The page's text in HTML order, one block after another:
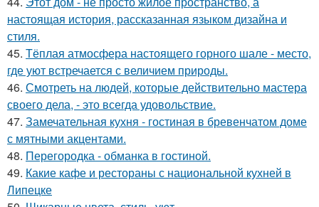
настоящая история, рассказанная языком дизайна и
стиля.
45. Тёплая атмосфера настоящего горного шале - место,
где уют встречается с величием природы.
46. Смотреть на людей, которые действительно мастера
своего дела, - это всегда удовольствие.
47. Замечательная кухня - гостиная в бревенчатом доме
с мятными акцентами.
48. Перегородка - обманка в гостиной.
49. Какие кафе и рестораны с национальной кухней в
Липецке